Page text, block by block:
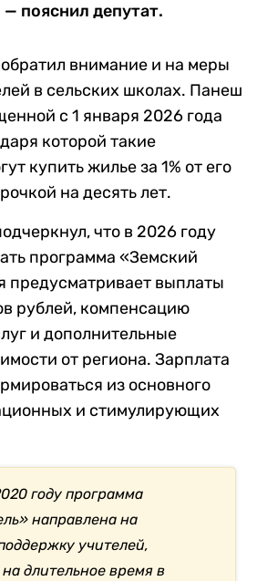
пояснил депутат.
внимание и на меры
в сельских школах. Панеш
с 1 января 2026 года
которой такие
купить жилье за 1% от его
на десять лет.
что в 2026 году
программа «Земский
предусматривает выплаты
рублей, компенсацию
и дополнительные
от региона. Зарплата
из основного
и стимулирующих
году программа
направлена на
учителей,
длительное время в